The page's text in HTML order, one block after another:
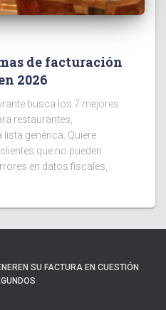
de facturación
2026
busca los 7 mejores
restaurantes,
genérica. Quiere
que no pueden
en datos fiscales,
SU FACTURA EN CUESTIÓN